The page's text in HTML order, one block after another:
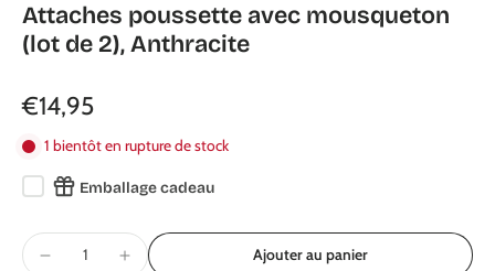
Attaches poussette avec mousqueton
(lot de 2), Anthracite
€14,95
1 bientôt en rupture de stock
Emballage cadeau
Ajouter au panier